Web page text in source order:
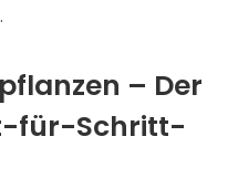
– Der
für-Schritt-